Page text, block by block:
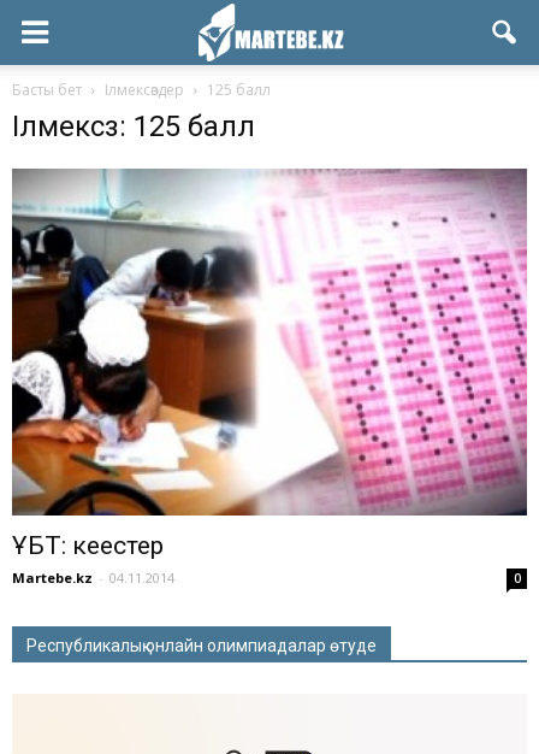
Басты бет Ілмексөздер 125 балл
Ілмексөз: 125 балл
ҰБТ: кеңестер
Martebe.kz - 04.11.2014 0
Республикалық онлайн олимпиадалар өтуде